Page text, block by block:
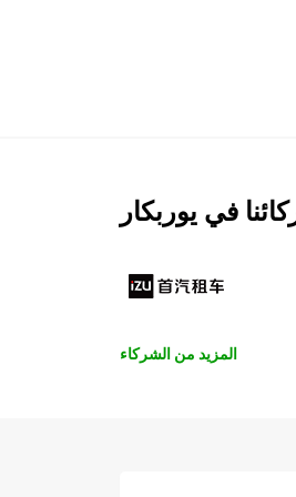
في يوربكار
المزيد من الشركاء